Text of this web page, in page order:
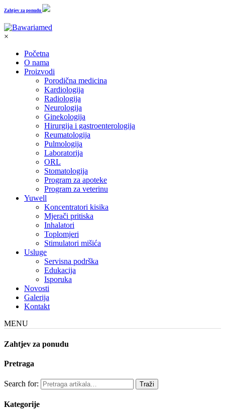
Zahtjev za ponudu
×
Početna
O nama
Proizvodi
Porodična medicina
Kardiologija
Radiologija
Neurologija
Ginekologija
Hirurgija i gastroenterologija
Reumatologija
Pulmologija
Laboratorija
ORL
Stomatologija
Program za apoteke
Program za veterinu
Yuwell
Koncentratori kisika
Mjerači pritiska
Inhalatori
Toplomjeri
Stimulatori mišića
Usluge
Servisna podrška
Edukacija
Isporuka
Novosti
Galerija
Kontakt
MENU
Zahtjev za ponudu
Pretraga
Search for:
Kategorije